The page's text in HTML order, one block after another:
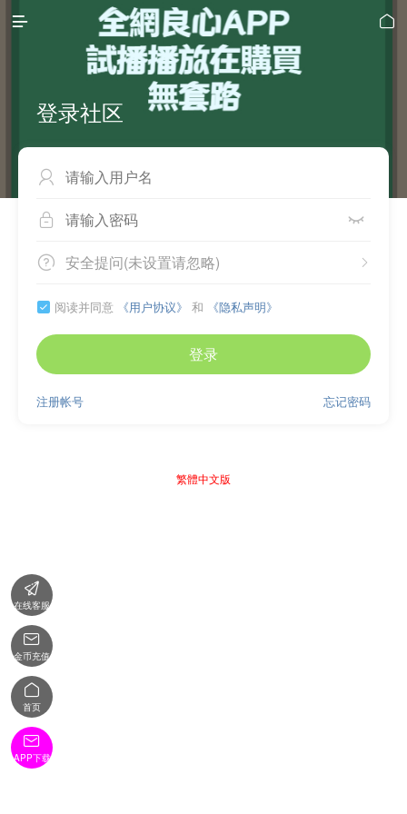
 
登录社区

 
 
安全提问(未设置请忽略)
 阅读并同意 《用户协议》 和 《隐私声明》
登录
忘记密码
注册帐号
繁體中文版

在线客服

金币充值

首页

APP下载